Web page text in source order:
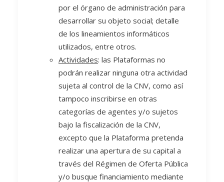
por el órgano de administración para
desarrollar su objeto social; detalle
de los lineamientos informáticos
utilizados, entre otros.
Actividades: las Plataformas no
podrán realizar ninguna otra actividad
sujeta al control de la CNV, como así
tampoco inscribirse en otras
categorías de agentes y/o sujetos
bajo la fiscalización de la CNV,
excepto que la Plataforma pretenda
realizar una apertura de su capital a
través del Régimen de Oferta Pública
y/o busque financiamiento mediante